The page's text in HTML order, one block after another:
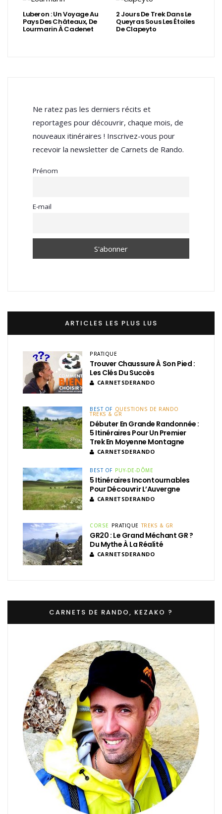
Luberon : Un Voyage Au
Pays Des Châteaux, De
Lourmarin À Cadenet
2 Jours De Trek Dans Le
Queyras Sous Les Étoiles
De Clapeyto
Ne ratez pas les derniers récits et
reportages pour découvrir, chaque mois, de
nouveaux itinéraires ! Inscrivez-vous pour
recevoir la newsletter de Carnets de Rando.
Prénom
E-mail
ARTICLES LES PLUS LUS
PRATIQUE
Trouver Chaussure À Son Pied :
Les Clés Du Succès
CARNETSDERANDO
BEST OF QUESTIONS DE RANDO
TREKS & GR
Débuter En Grande Randonnée :
5 Itinéraires Pour Un Premier
Trek En Moyenne Montagne
CARNETSDERANDO
BEST OF PUY-DE-DÔME
5 Itinéraires Incontournables
Pour Découvrir L’Auvergne
CARNETSDERANDO
CORSE PRATIQUE TREKS & GR
GR20 : Le Grand Méchant GR ?
Du Mythe À La Réalité
CARNETSDERANDO
CARNETS DE RANDO, KEZAKO ?